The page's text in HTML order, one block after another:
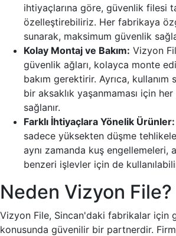
ihtiyaçlarına göre, güvenlik filesi
özelleştirebiliriz. Her fabrikaya
sunarak, maksimum güvenlik
Kolay Montaj ve Bakım: Vizyon
güvenlik ağları, kolayca monte
bakım gerektirir. Ayrıca, kullanım
bir aksaklık yaşanmaması için
sağlanır.
Farklı İhtiyaçlara Yönelik Ürünler:
sadece yüksekten düşme
aynı zamanda kuş engellemeleri,
benzeri işlevler için de
Neden Vizyon File?
Vizyon File, Sincan'daki fabrikalar için
konusunda güvenilir bir partnerdir.